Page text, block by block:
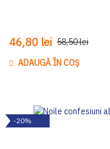
46,80 lei 58,50 lei
ADAUGĂ ÎN COȘ
-20%